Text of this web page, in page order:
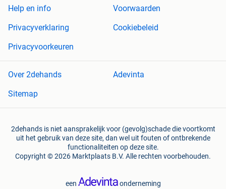
Help en info
Voorwaarden
Privacyverklaring
Cookiebeleid
Privacyvoorkeuren
Over 2dehands
Adevinta
Sitemap
2dehands is niet aansprakelijk voor (gevolg)schade die voortkomt
uit het gebruik van deze site, dan wel uit fouten of ontbrekende
functionaliteiten op deze site.
Copyright © 2026 Marktplaats B.V. Alle rechten voorbehouden.
een onderneming